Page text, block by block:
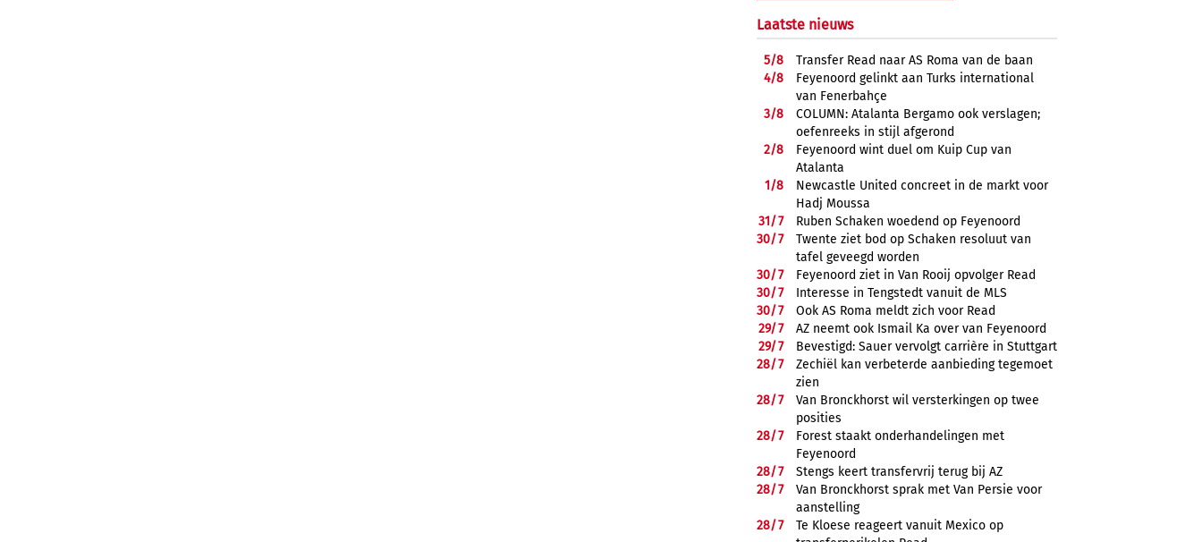
Laatste nieuws
5/8
Transfer Read naar AS Roma van de baan
4/8
Feyenoord gelinkt aan Turks international
van Fenerbahçe
3/8
COLUMN: Atalanta Bergamo ook verslagen;
oefenreeks in stijl afgerond
2/8
Feyenoord wint duel om Kuip Cup van
Atalanta
1/8
Newcastle United concreet in de markt voor
Hadj Moussa
31/7
Ruben Schaken woedend op Feyenoord
30/7
Twente ziet bod op Schaken resoluut van
tafel geveegd worden
30/7
Feyenoord ziet in Van Rooij opvolger Read
30/7
Interesse in Tengstedt vanuit de MLS
30/7
Ook AS Roma meldt zich voor Read
29/7
AZ neemt ook Ismail Ka over van Feyenoord
29/7
Bevestigd: Sauer vervolgt carrière in Stuttgart
28/7
Zechiël kan verbeterde aanbieding tegemoet
zien
28/7
Van Bronckhorst wil versterkingen op twee
posities
28/7
Forest staakt onderhandelingen met
Feyenoord
28/7
Stengs keert transfervrij terug bij AZ
28/7
Van Bronckhorst sprak met Van Persie voor
aanstelling
28/7
Te Kloese reageert vanuit Mexico op